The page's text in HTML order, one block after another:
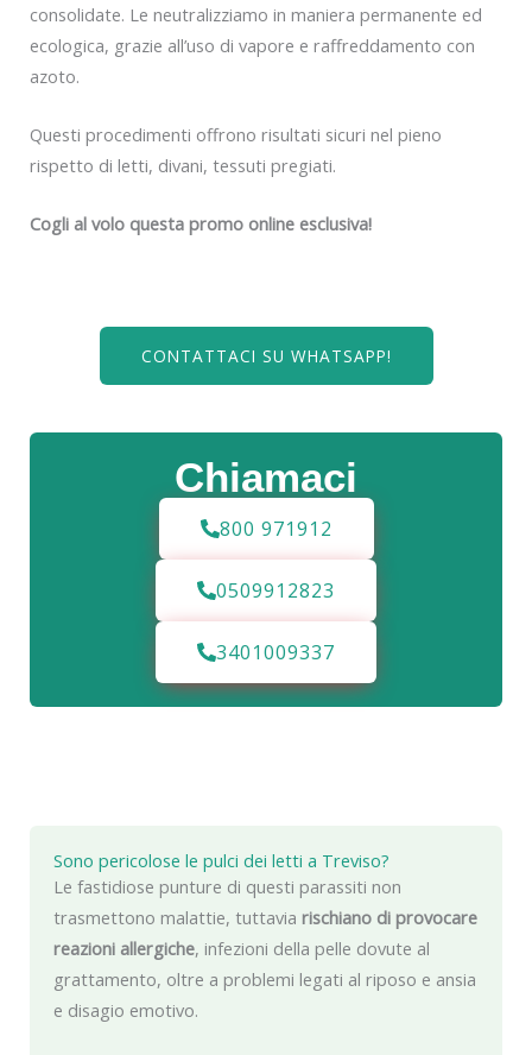
Chiamaci
800 971912
0509912823
3401009337
consolidate. Le neutralizziamo in maniera permanente ed
ecologica, grazie all’uso di vapore e raffreddamento con
azoto.
Questi procedimenti offrono risultati sicuri nel pieno
rispetto di letti, divani, tessuti pregiati.
Cogli al volo questa promo online esclusiva!
CONTATTACI SU WHATSAPP!
Sono pericolose le pulci dei letti a Treviso?
Le fastidiose punture di questi parassiti non
trasmettono malattie, tuttavia rischiano di provocare
reazioni allergiche, infezioni della pelle dovute al
grattamento, oltre a problemi legati al riposo e ansia
e disagio emotivo.